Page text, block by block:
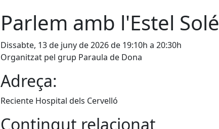
Parlem amb l'Estel Solé
Dissabte, 13 de juny de 2026 de 19:10h a 20:30h
Organitzat pel grup Paraula de Dona
Adreça:
Reciente Hospital dels Cervelló
Contingut relacionat